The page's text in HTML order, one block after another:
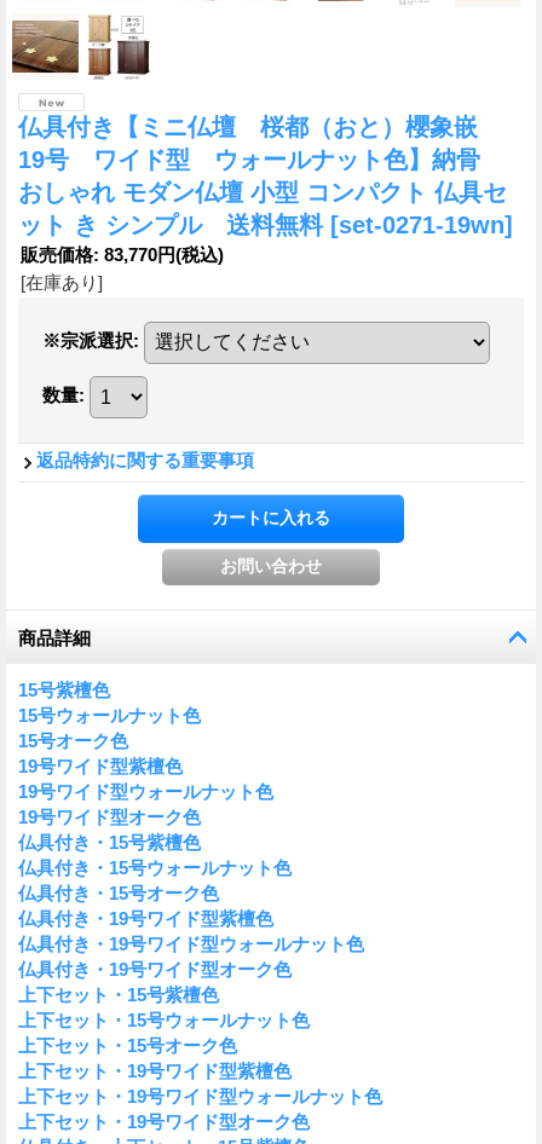
仏具付き【ミニ仏壇 桜都（おと）櫻象嵌
19号 ワイド型 ウォールナット色】納骨
おしゃれ モダン仏壇 小型 コンパクト 仏具セ
ット き シンプル 送料無料 [set-0271-19wn]
販売価格: 83,770円(税込)
[在庫あり]
※宗派選択:
数量:
返品特約に関する重要事項
商品詳細
15号紫檀色
15号ウォールナット色
15号オーク色
19号ワイド型紫檀色
19号ワイド型ウォールナット色
19号ワイド型オーク色
仏具付き・15号紫檀色
仏具付き・15号ウォールナット色
仏具付き・15号オーク色
仏具付き・19号ワイド型紫檀色
仏具付き・19号ワイド型ウォールナット色
仏具付き・19号ワイド型オーク色
上下セット・15号紫檀色
上下セット・15号ウォールナット色
上下セット・15号オーク色
上下セット・19号ワイド型紫檀色
上下セット・19号ワイド型ウォールナット色
上下セット・19号ワイド型オーク色